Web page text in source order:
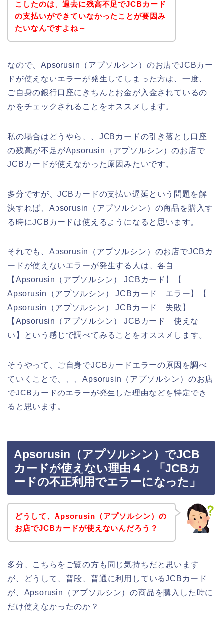
こしたのは、過去に残高不足でJCBカード
の支払いができていなかったことが要因み
たいなんですよね～
なので、Apsorusin（アプソルシン）のお店でJCBカー
ドが使えないエラーが発生してしまった方は、一度、
ご自身の銀行口座にきちんとお金が入金されているの
かをチェックされることをオススメします。
私の場合はどうやら、、JCBカードの引き落とし口座
の残高が不足がApsorusin（アプソルシン）のお店で
JCBカードが使えなかった原因みたいです。
多分ですが、JCBカードの支払い遅延という問題を解
決すれば、Apsorusin（アプソルシン）の商品を購入す
る時にJCBカードは使えるようになると思います。
それでも、Apsorusin（アプソルシン）のお店でJCBカ
ードが使えないエラーが発生する人は、各自
【Apsorusin（アプソルシン） JCBカード】【
Apsorusin（アプソルシン） JCBカード エラー】【
Apsorusin（アプソルシン） JCBカード 失敗】
【Apsorusin（アプソルシン） JCBカード 使えな
い】という感じで調べてみることをオススメします。
そうやって、ご自身でJCBカードエラーの原因を調べ
ていくことで、、、Apsorusin（アプソルシン）のお店
でJCBカードのエラーが発生した理由などを特定でき
ると思います。
Apsorusin（アプソルシン）でJCB
カードが使えない理由４．「JCBカ
ードの不正利用でエラーになった」
どうして、Apsorusin（アプソルシン）の
お店でJCBカードが使えないんだろう？
多分、こちらをご覧の方も同じ気持ちだと思います
が、どうして、普段、普通に利用しているJCBカード
が、Apsorusin（アプソルシン）の商品を購入した時に
だけ使えなかったのか？